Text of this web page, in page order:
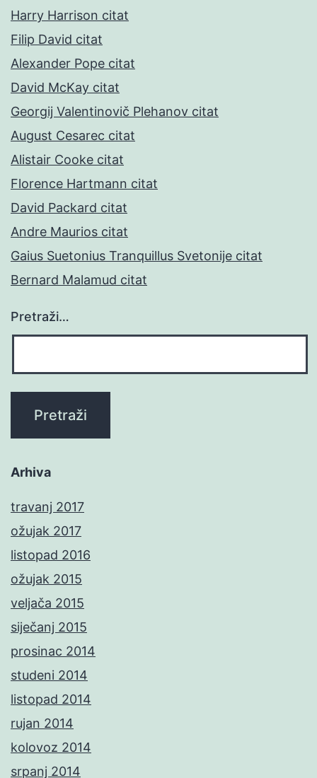
Harry Harrison citat
Filip David citat
Alexander Pope citat
David McKay citat
Georgij Valentinovič Plehanov citat
August Cesarec citat
Alistair Cooke citat
Florence Hartmann citat
David Packard citat
Andre Maurios citat
Gaius Suetonius Tranquillus Svetonije citat
Bernard Malamud citat
Pretraži…
Arhiva
travanj 2017
ožujak 2017
listopad 2016
ožujak 2015
veljača 2015
siječanj 2015
prosinac 2014
studeni 2014
listopad 2014
rujan 2014
kolovoz 2014
srpanj 2014